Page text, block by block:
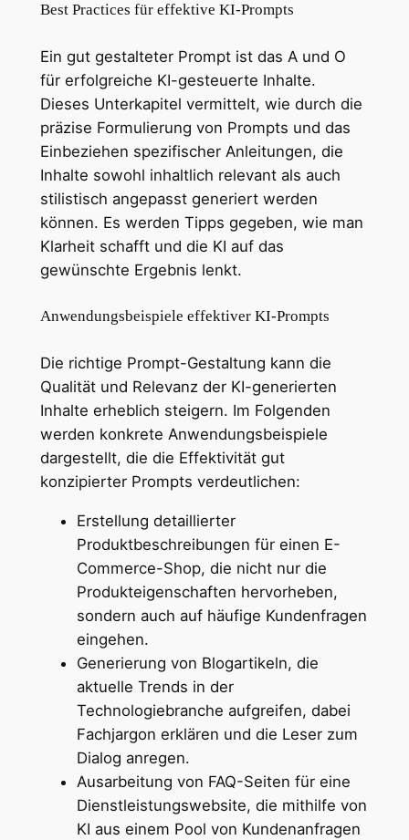
Best Practices für effektive KI-Prompts
Ein gut gestalteter Prompt ist das A und O
für erfolgreiche KI-gesteuerte Inhalte.
Dieses Unterkapitel vermittelt, wie durch die
präzise Formulierung von Prompts und das
Einbeziehen spezifischer Anleitungen, die
Inhalte sowohl inhaltlich relevant als auch
stilistisch angepasst generiert werden
können. Es werden Tipps gegeben, wie man
Klarheit schafft und die KI auf das
gewünschte Ergebnis lenkt.
Anwendungsbeispiele effektiver KI-Prompts
Die richtige Prompt-Gestaltung kann die
Qualität und Relevanz der KI-generierten
Inhalte erheblich steigern. Im Folgenden
werden konkrete Anwendungsbeispiele
dargestellt, die die Effektivität gut
konzipierter Prompts verdeutlichen:
Erstellung detaillierter
Produktbeschreibungen für einen E-
Commerce-Shop, die nicht nur die
Produkteigenschaften hervorheben,
sondern auch auf häufige Kundenfragen
eingehen.
Generierung von Blogartikeln, die
aktuelle Trends in der
Technologiebranche aufgreifen, dabei
Fachjargon erklären und die Leser zum
Dialog anregen.
Ausarbeitung von FAQ-Seiten für eine
Dienstleistungswebsite, die mithilfe von
KI aus einem Pool von Kundenanfragen